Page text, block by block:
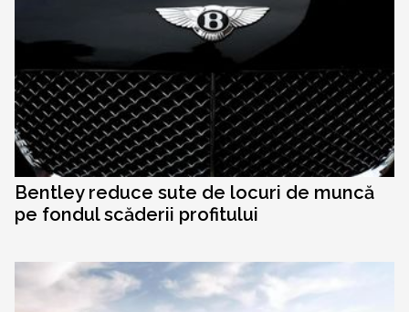
Bentley reduce sute de locuri de muncă
pe fondul scăderii profitului